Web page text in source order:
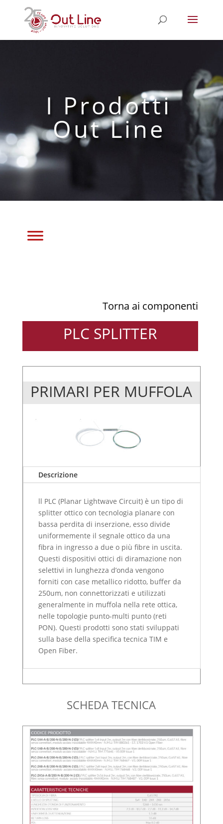
I Prodotti
Out Line
Torna ai componenti
PLC SPLITTER
PRIMARI PER MUFFOLA
Descrizione
ll PLC (Planar Lightwave Circuit) è un tipo di
splitter ottico con tecnologia planare con
bassa perdita di inserzione, esso divide
uniformemente il segnale ottico da una
fibra in ingresso a due o più fibre in uscita.
Questi dispositivi ottici di diramazione non
selettivi in lunghezza d’onda vengono
forniti con case metallico ridotto, buffer da
250um, non connettorizzati e utilizzati
generalmente in muffola nella rete ottica,
nelle topologie punto-multi punto (reti
PON). Questi prodotti sono stati sviluppati
sulla base della specifica tecnica TIM e
Open Fiber.
SCHEDA TECNICA